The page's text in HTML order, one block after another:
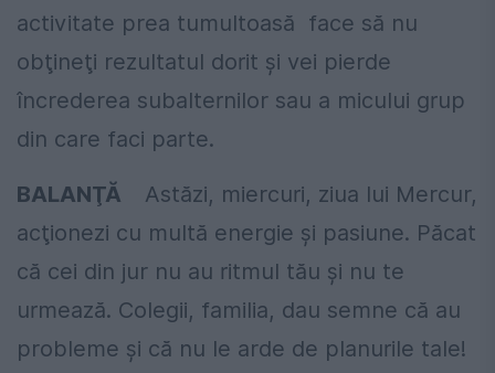
activitate prea tumultoasă face să nu
obţineţi rezultatul dorit şi vei pierde
încrederea subalternilor sau a micului grup
din care faci parte.
BALANŢĂ
Astăzi, miercuri, ziua lui Mercur,
acţionezi cu multă energie şi pasiune. Păcat
că cei din jur nu au ritmul tău şi nu te
urmează. Colegii, familia, dau semne că au
probleme şi că nu le arde de planurile tale!